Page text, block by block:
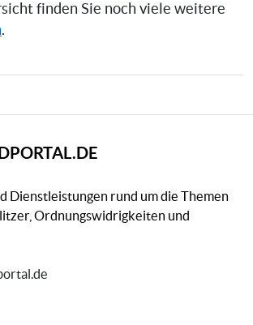
finden Sie noch viele weitere
.
Dienstleistungen rund um die Themen
Ordnungswidrigkeiten und